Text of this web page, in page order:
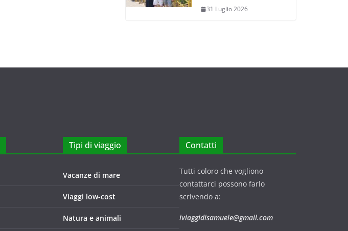
31 Luglio 2026
Tipi di viaggio
Vacanze di mare
Viaggi low-cost
Natura e animali
Contatti
Tutti coloro che vogliono
contattarci possono farlo
scrivendo a:
iviaggidisamuele@gmail.com